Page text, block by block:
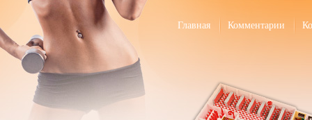
Главная Комментарии